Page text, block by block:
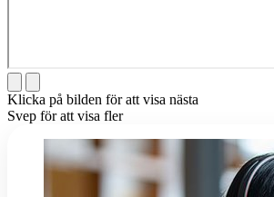
Klicka på bilden för att visa nästa
Svep för att visa fler